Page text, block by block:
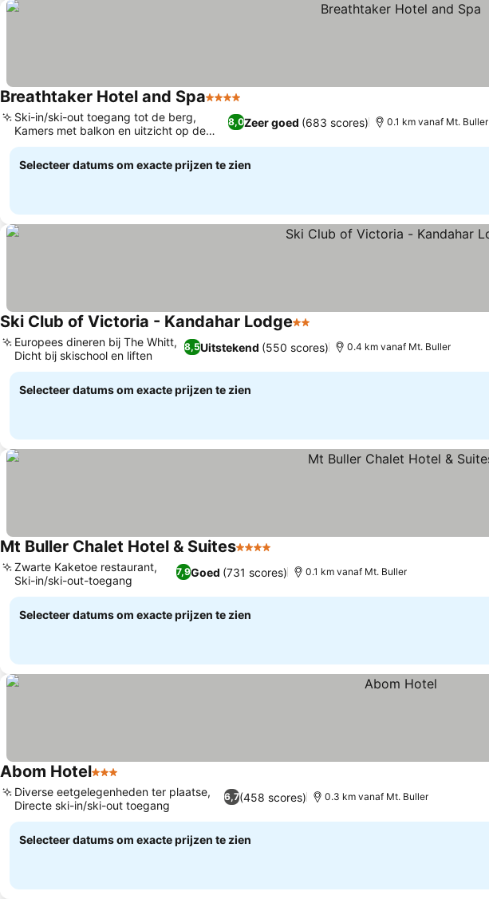
Breathtaker Hotel and Spa4 Sterren
8,0Zeer goed (683 scores)
Ski-in/ski-out toegang tot de berg,
Kamers met balkon en uitzicht op de
bergen
0.1 km vanaf Mt. Buller
Selecteer datums om exacte prijzen te zien
Ski Club of Victoria - Kandahar Lodge2 Sterren
8,5Uitstekend (550 scores)
Europees dineren bij The Whitt,
Dicht bij skischool en liften
0.4 km vanaf Mt. Buller
Selecteer datums om exacte prijzen te zien
Mt Buller Chalet Hotel & Suites4 Sterren
7,9Goed (731 scores)
Zwarte Kaketoe restaurant,
Ski-in/ski-out-toegang
0.1 km vanaf Mt. Buller
Selecteer datums om exacte prijzen te zien
Abom Hotel3 Sterren
6,7(458 scores)
Diverse eetgelegenheden ter plaatse,
Directe ski-in/ski-out toegang
0.3 km vanaf Mt. Buller
Selecteer datums om exacte prijzen te zien